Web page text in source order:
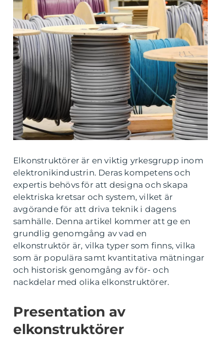
Elkonstruktörer är en viktig yrkesgrupp inom
elektronikindustrin. Deras kompetens och
expertis behövs för att designa och skapa
elektriska kretsar och system, vilket är
avgörande för att driva teknik i dagens
samhälle. Denna artikel kommer att ge en
grundlig genomgång av vad en
elkonstruktör är, vilka typer som finns, vilka
som är populära samt kvantitativa mätningar
och historisk genomgång av för- och
nackdelar med olika elkonstruktörer.
Presentation av
elkonstruktörer